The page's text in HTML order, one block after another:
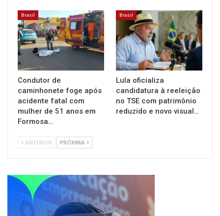
Brasil
Condutor de
caminhonete foge após
acidente fatal com
mulher de 51 anos em
Formosa…
Brasil
Lula oficializa
candidatura à reeleição
no TSE com patrimônio
reduzido e novo visual…
ANTERIOR PRÓXIMA